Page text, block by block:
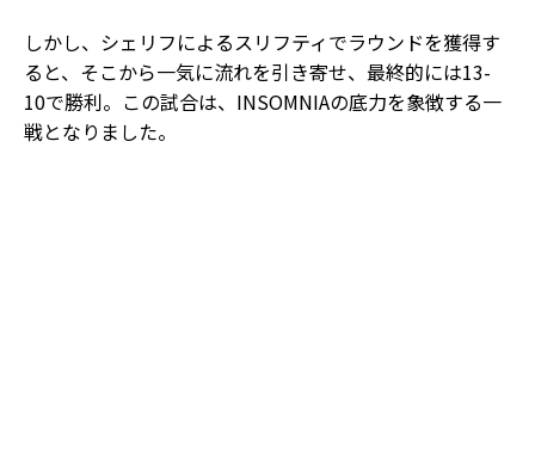
しかし、シェリフによるスリフティでラウンドを獲得す
ると、そこから一気に流れを引き寄せ、最終的には13-
10で勝利。この試合は、INSOMNIAの底力を象徴する一
戦となりました。